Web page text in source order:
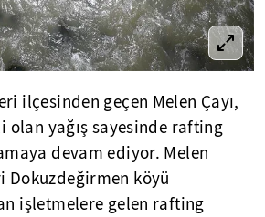
ilçesinden geçen Melen Çayı,
olan yağış sayesinde rafting
devam ediyor. Melen
Dokuzdeğirmen köyü
işletmelere gelen rafting